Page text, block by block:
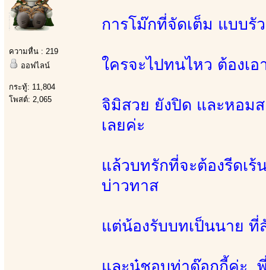
ความหื่น : 219
ออฟไลน์
กระทู้: 11,804
โพสต์: 2,065
การโม๊กที่จัดเต็ม แบบรั
ใครจะไปทนไหว ต้องเ
จิมิสวย ยังปิด และหอม
เลยค่ะ
แล้วบทรักที่จะต้องรีดเร้
บ่าวทาส
แต่น้องรับบทเป็นนาย
และนู๋ชอบท่าด๊อกกี้ค่ะ